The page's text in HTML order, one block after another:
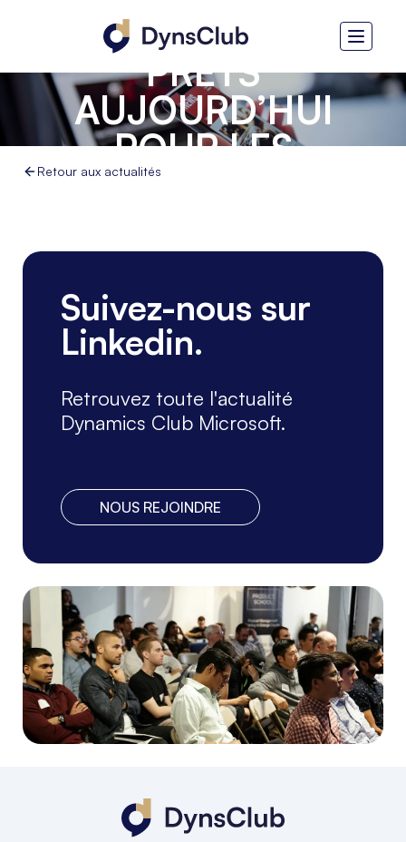
BTOBROUTER -
PRÊTS
AUJOURD’HUI
POUR LES
EXIGENCES DE
Retour aux actualités
Suivez-nous sur
Linkedin.
Retrouvez toute l'actualité
Dynamics Club Microsoft.
NOUS REJOINDRE